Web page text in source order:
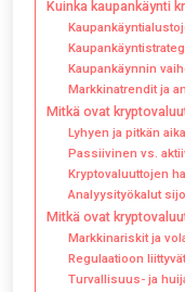
Kuinka kaupankäynti
Kaupankäynnin
Markkinatrendit ja
Mitkä ovat
Lyhyen ja pitkän
Passiivinen vs.
Kryptovaluuttojen
Analyysityökalut
Mitkä ovat
Markkinariskit ja
Regulaatioon
Turvallisuus- ja